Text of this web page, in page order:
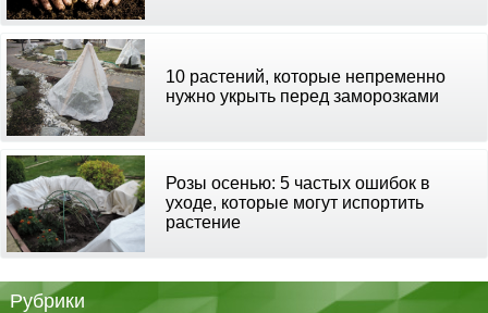
10 растений, которые непременно
нужно укрыть перед заморозками
Розы осенью: 5 частых ошибок в
уходе, которые могут испортить
растение
Рубрики